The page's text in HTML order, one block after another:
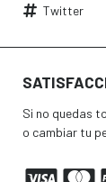
Twitter
Si no quedas
o cambiar tu